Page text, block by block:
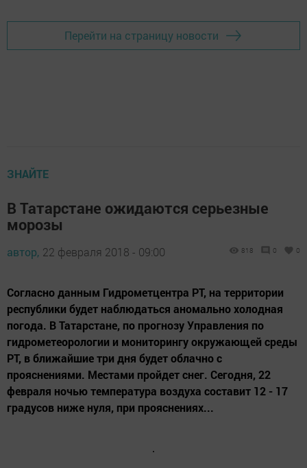
Перейти на страницу новости
ЗНАЙТЕ
В Татарстане ожидаются серьезные
морозы
автор, 22 февраля 2018 - 09:00 818 0 0
Согласно данным Гидрометцентра РТ, на территории
республики будет наблюдаться аномально холодная
погода. В Татарстане, по прогнозу Управления по
гидрометеорологии и мониторингу окружающей среды
РТ, в ближайшие три дня будет облачно с
прояснениями. Местами пройдет снег. Сегодня, 22
февраля ночью температура воздуха составит 12 - 17
градусов ниже нуля, при прояснениях...